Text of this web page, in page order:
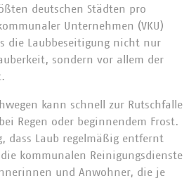
deutschen Städten pro
Unternehmen (VKU)
die Laubbeseitigung nicht nur
sondern vor allem der
kann schnell zur Rutschfalle
Regen oder beginnendem Frost.
dass Laub regelmäßig entfernt
kommunalen Reinigungsdienste
und Anwohner, die je